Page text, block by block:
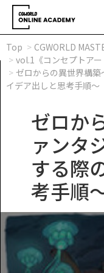
Top
CGWORLD
vol.1《コンセプトアー
ゼロからの異世界構
イデア出しと思考手順～
ゼロか
ァンタ
する際
考手順